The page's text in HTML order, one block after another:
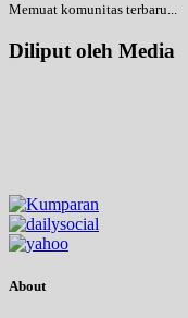
Memuat komunitas terbaru...
Diliput oleh Media
About